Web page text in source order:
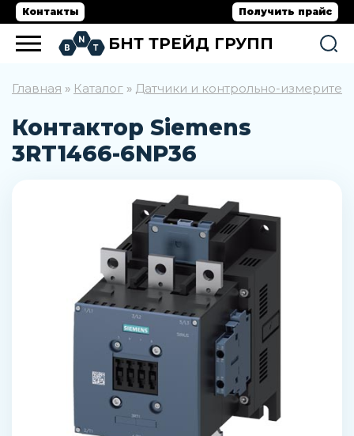
Контакты Получить прайс
БНТ ТРЕЙД ГРУПП
Главная » Каталог » Датчики и контрольно-
Контактор Siemens
3RT1466-6NP36